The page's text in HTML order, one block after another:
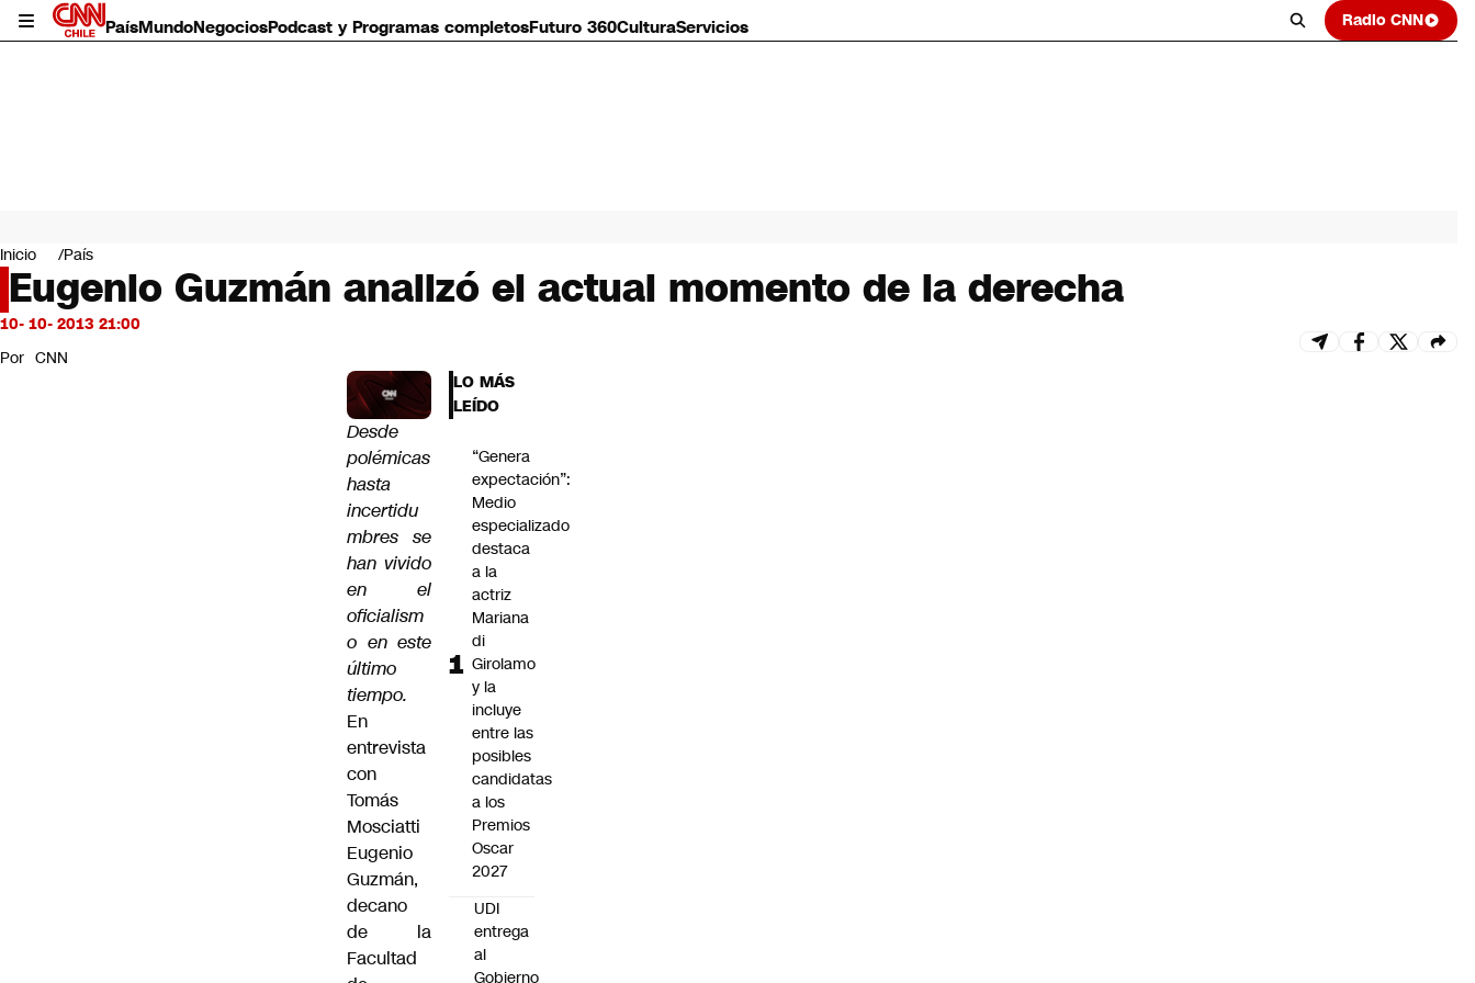
PaísMundoNegociosPodcast y Programas completosFuturo 360CulturaServicios Radio CNN
Mundo
Negocios
Deportes
Programas completos
Servicios
Inicio País
Eugenio Guzmán analizó el actual momento de la derecha
10- 10- 2013 21:00
Por CNN
Desde
polémicas
hasta
incertidu
mbres se
han vivido
en el
oficialism
o en este
último
tiempo.
En
entrevista
con
Tomás
Mosciatti
Eugenio
Guzmán,
decano
de la
Facultad
LO MÁS
LEÍDO
“Genera
expectación”:
Medio
especializado
destaca
a la
actriz
Mariana
di
Girolamo
y la
incluye
entre las
posibles
candidatas
a los
Premios
Oscar
2027
UDI
entrega
al
Gobierno